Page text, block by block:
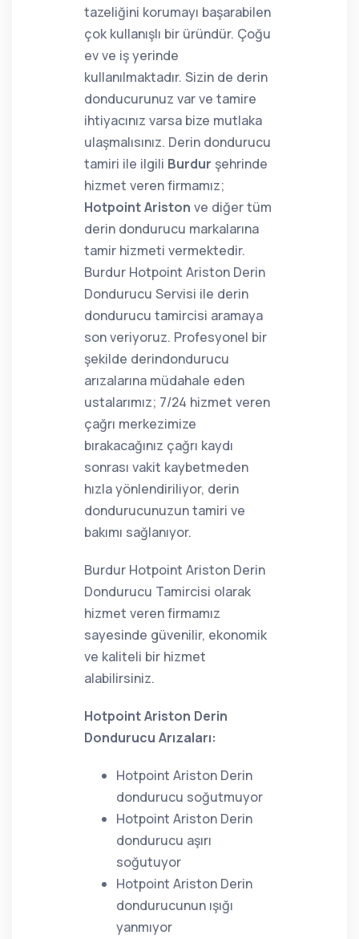
tazeliğini korumayı başarabilen
çok kullanışlı bir üründür. Çoğu
ev ve iş yerinde
kullanılmaktadır. Sizin de derin
donducurunuz var ve tamire
ihtiyacınız varsa bize mutlaka
ulaşmalısınız. Derin dondurucu
tamiri ile ilgili Burdur şehrinde
hizmet veren firmamız;
Hotpoint Ariston ve diğer tüm
derin dondurucu markalarına
tamir hizmeti vermektedir.
Burdur Hotpoint Ariston Derin
Dondurucu Servisi ile derin
dondurucu tamircisi aramaya
son veriyoruz. Profesyonel bir
şekilde derindondurucu
arızalarına müdahale eden
ustalarımız; 7/24 hizmet veren
çağrı merkezimize
bırakacağınız çağrı kaydı
sonrası vakit kaybetmeden
hızla yönlendiriliyor, derin
dondurucunuzun tamiri ve
bakımı sağlanıyor.
Burdur Hotpoint Ariston Derin
Dondurucu Tamircisi olarak
hizmet veren firmamız
sayesinde güvenilir, ekonomik
ve kaliteli bir hizmet
alabilirsiniz.
Hotpoint Ariston Derin
Dondurucu Arızaları:
Hotpoint Ariston Derin
dondurucu soğutmuyor
Hotpoint Ariston Derin
dondurucu aşırı
soğutuyor
Hotpoint Ariston Derin
dondurucunun ışığı
yanmıyor